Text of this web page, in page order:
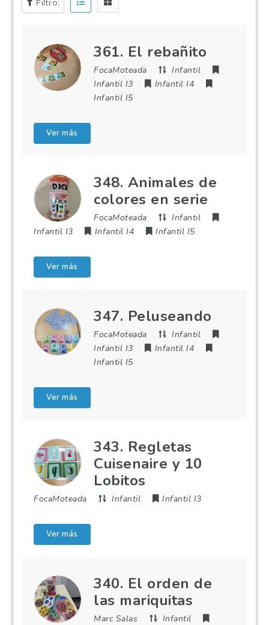
Filtro:
361. El rebañito
FocaMoteada
Infantil
Infantil I3
Infantil I4
Infantil I5
Ver más
348. Animales de
colores en serie
FocaMoteada
Infantil
Infantil I3
Infantil I4 Infantil I5
Ver más
347. Peluseando
FocaMoteada
Infantil
Infantil I3
Infantil I4
Infantil I5
Ver más
343. Regletas
Cuisenaire y 10
Lobitos
FocaMoteada Infantil Infantil I3
Ver más
340. El orden de
las mariquitas
Marc Salas
Infantil